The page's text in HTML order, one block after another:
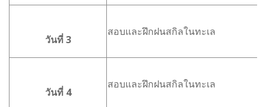
วันที่ 3
สอบและฝึกฝนสกิลในทะเล
วันที่ 4
สอบและฝึกฝนสกิลในทะเล